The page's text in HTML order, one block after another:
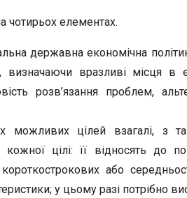
чотирьох елементах.
державна економічна
визначаючи вразливі місця в
розв’язання проблем,
можливих цілей взагалі, з
цілі: її відносять до
або
у цьому разі потрібно